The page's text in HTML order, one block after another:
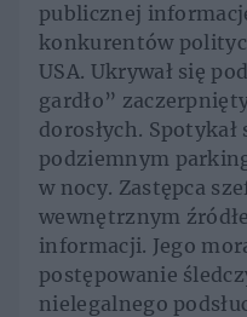
publicznej
konkurentów
USA. Ukrywał się
gardło”
dorosłych.
podziemnym
w nocy. Zastępca
wewnętrznym
informacji. Jego
postępowanie
nielegalnego